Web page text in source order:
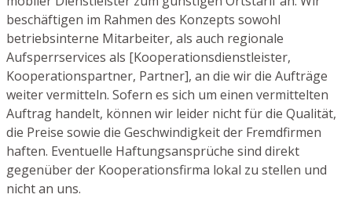
beschäftigen im Rahmen des Konzepts sowohl
betriebsinterne Mitarbeiter, als auch regionale
Aufsperrservices als [Kooperationsdienstleister,
Kooperationspartner, Partner], an die wir die Aufträge
weiter vermitteln. Sofern es sich um einen vermittelten
Auftrag handelt, können wir leider nicht für die Qualität,
die Preise sowie die Geschwindigkeit der Fremdfirmen
haften. Eventuelle Haftungsansprüche sind direkt
gegenüber der Kooperationsfirma lokal zu stellen und
nicht an uns.